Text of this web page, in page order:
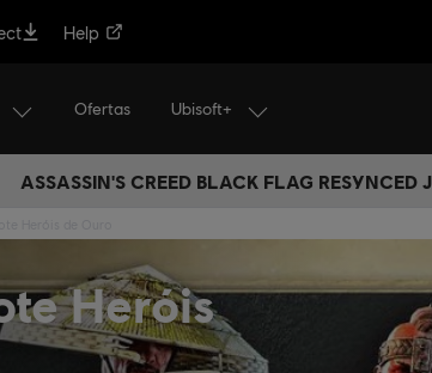
Help
Ofertas Ubisoft+
ASSASSIN'S CREED BLACK FLAG
Heróis